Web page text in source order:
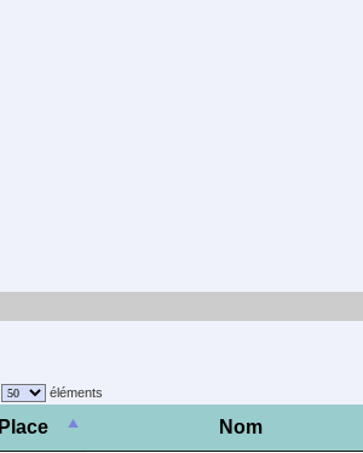
éléments
Place Nom